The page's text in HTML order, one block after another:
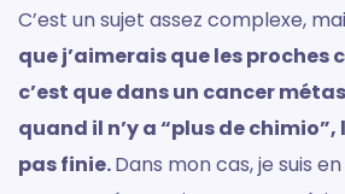
C’est un sujet assez complexe,
que j’aimerais que les proches
c’est que dans un cancer
quand il n’y a “plus de
pas finie.Dans mon cas, je suis